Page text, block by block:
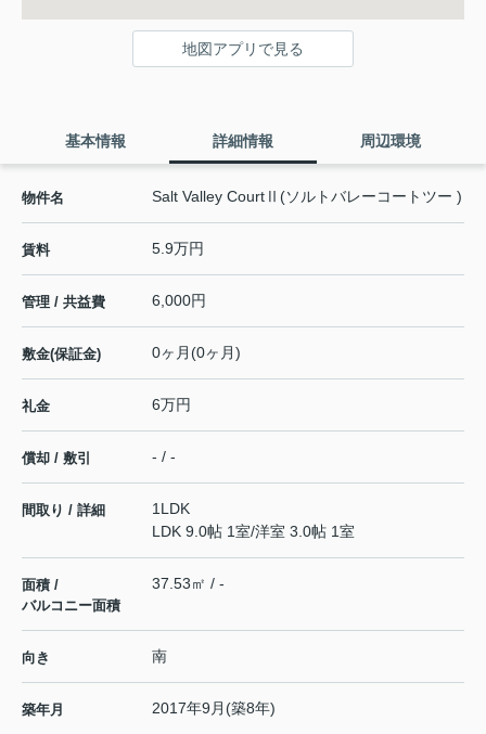
地図アプリで見る
基本情報 詳細情報 周辺環境
物件名 Salt Valley CourtⅡ(ソルトバレーコートツー )
賃料 5.9万円
管理 / 共益費 6,000円
敷金(保証金) 0ヶ月(0ヶ月)
礼金 6万円
償却 / 敷引 - / -
間取り / 詳細
1LDK
LDK 9.0帖 1室/洋室 3.0帖 1室
面積 /
バルコニー面積
37.53㎡ / -
向き 南
築年月 2017年9月(築8年)